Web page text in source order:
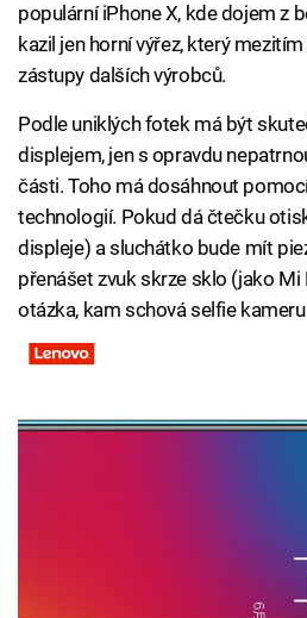
populární iPhone X, kde dojem z
kazil jen horní výřez, který
zástupy dalších výrobců.
Podle uniklých fotek má být
displejem, jen s opravdu
části. Toho má dosáhnout
technologií. Pokud dá čtečku
displeje) a sluchátko bude mít
přenášet zvuk skrze sklo (jako Mi
otázka, kam schová selfie